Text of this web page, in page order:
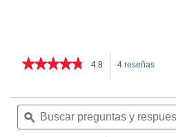
★★★★★
★★★★★
5
Leer
4.8 4 reseñas
le
Buscar
preguntas
y
ϙ